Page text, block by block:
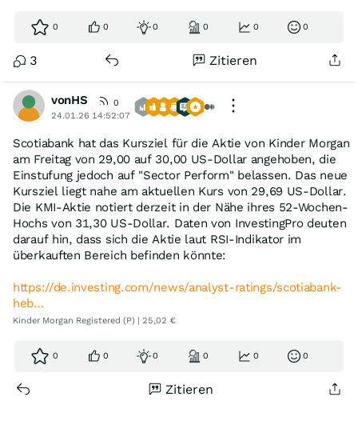
0 0 0 0 0 0
3 Zitieren
vonHS
0
24.01.26 14:52:07
Scotiabank hat das Kursziel für die Aktie von Kinder Morgan
am Freitag von 29,00 auf 30,00 US-Dollar angehoben, die
Einstufung jedoch auf "Sector Perform" belassen. Das neue
Kursziel liegt nahe am aktuellen Kurs von 29,69 US-Dollar.
Die KMI-Aktie notiert derzeit in der Nähe ihres 52-Wochen-
Hochs von 31,30 US-Dollar. Daten von InvestingPro deuten
darauf hin, dass sich die Aktie laut RSI-Indikator im
überkauften Bereich befinden könnte:
https://de.investing.com/news/analyst-ratings/scotiabank-
heb…
Kinder Morgan Registered (P) | 25,02 €
0 0 0 0 0 0
Zitieren